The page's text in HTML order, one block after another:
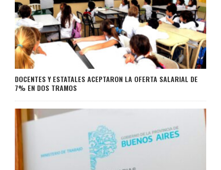
DOCENTES Y ESTATALES ACEPTARON LA OFERTA SALARIAL DE
7% EN DOS TRAMOS